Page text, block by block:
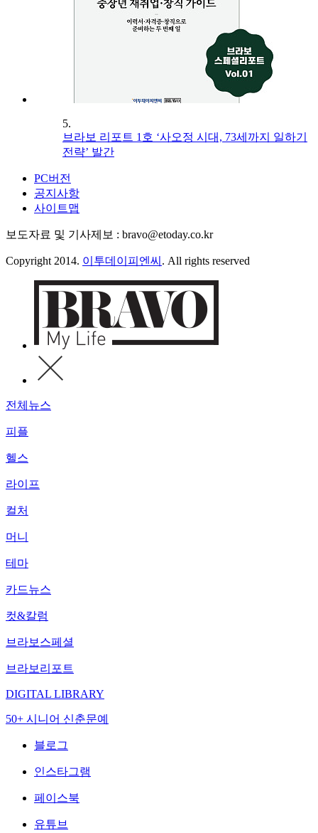
5.
브라보 리포트 1호 ‘사오정 시대, 73세까지 일하기
전략’ 발간
PC버전
공지사항
사이트맵
보도자료 및 기사제보 : bravo@etoday.co.kr
Copyright 2014. 이투데이피엔씨 . All rights reserved
전체뉴스
피플
헬스
라이프
컬처
머니
테마
카드뉴스
컷&칼럼
브라보스페셜
브라보리포트
DIGITAL LIBRARY
50+ 시니어 신춘문예
블로그
인스타그램
페이스북
유튜브